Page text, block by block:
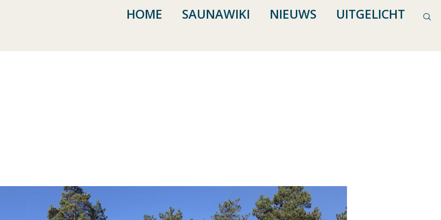
HOME SAUNAWIKI NIEUWS UITGELICHT